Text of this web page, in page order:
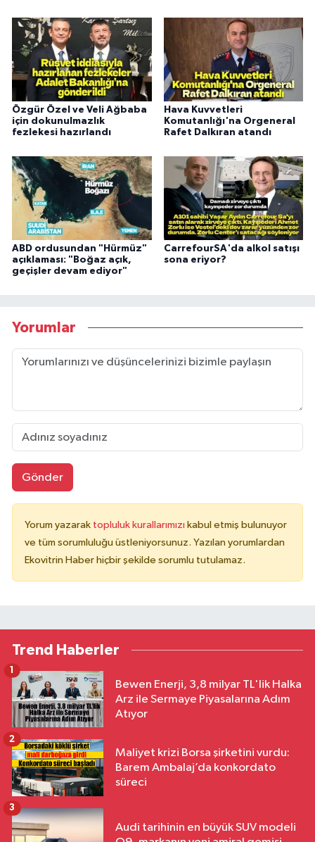
Özgür Özel ve Veli Ağbaba
için dokunulmazlık
fezlekesi hazırlandı
Hava Kuvvetleri
Komutanlığı'na Orgeneral
Rafet Dalkıran atandı
ABD ordusundan "Hürmüz"
açıklaması: "Boğaz açık,
geçişler devam ediyor"
CarrefourSA'da alkol satışı
sona eriyor?
Yorumlar
Gönder
Yorum yazarak topluluk kurallarımızı kabul etmiş bulunuyor
ve tüm sorumluluğu üstleniyorsunuz. Yazılan yorumlardan
Ekovitrin Haber hiçbir şekilde sorumlu tutulamaz.
Trend Haberler
Bewen Enerji, 3,8 milyar TL'lik Halka
Arz ile Sermaye Piyasalarına Adım
Atıyor
1
Maliyet krizi Borsa şirketini vurdu:
Barem Ambalaj’da konkordato
süreci
2
Audi tarihinin en büyük SUV modeli
3